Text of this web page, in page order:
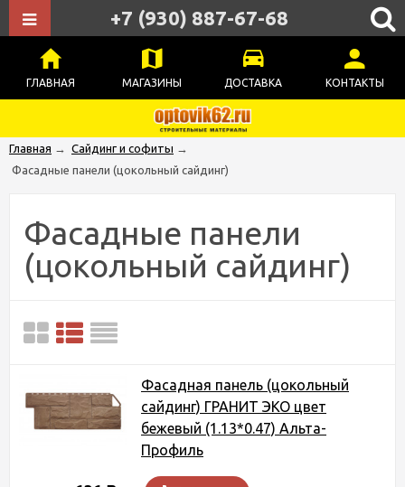
ГЛАВНАЯ МАГАЗИНЫ ДОСТАВКА КОНТАКТЫ
+7 (930) 887-67-68
Главная → Сайдинг и софиты →
Фасадные панели (цокольный сайдинг)
Фасадные панели
(цокольный сайдинг)
Фасадная панель (цокольный
сайдинг) ГРАНИТ ЭКО цвет
бежевый (1.13*0.47) Альта-
Профиль